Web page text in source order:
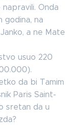
Onda
godina, na
a ne Mate
usuo 220
da bi Tamim
Paris Saint-
sretan da u